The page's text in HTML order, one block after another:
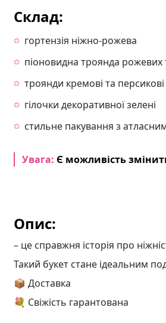
Склад:
гортензія ніжно-рожева
піоновидна троянда рожевих
троянди кремові та персикові
гілочки декоративної зелені
стильне пакування з
Увага: Є можливість
Опис:
– це справжня історія про
Такий букет стане ідеальним
📦 Доставка
💐 Свіжість гарантована